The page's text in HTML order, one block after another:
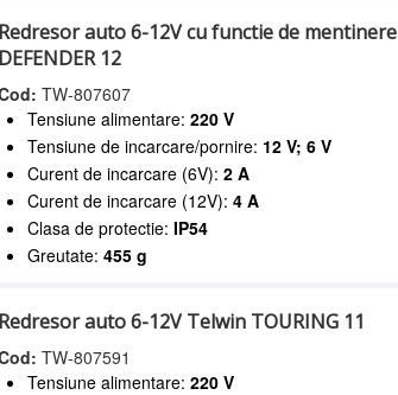
auto 6-12V cu functie de mentinere
12
TW-807607
Tensiune alimentare:220 V
Tensiune de incarcare/pornire: 12 V; 6 V
Curent de incarcare (6V):2 A
Curent de incarcare (12V):4 A
Clasa de protectie:IP54
Greutate:455 g
auto 6-12V Telwin TOURING 11
TW-807591
Tensiune alimentare:220 V